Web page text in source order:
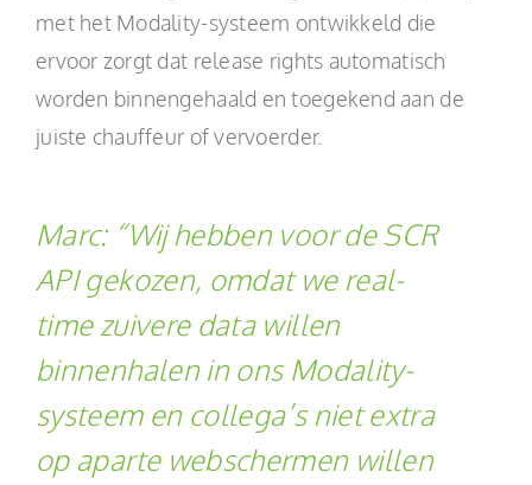
met het Modality-systeem ontwikkeld die
ervoor zorgt dat release rights automatisch
worden binnengehaald en toegekend aan de
juiste chauffeur of vervoerder.
Marc: “Wij hebben voor de SCR
API gekozen, omdat we real-
time zuivere data willen
binnenhalen in ons Modality-
systeem en collega’s niet extra
op aparte webschermen willen